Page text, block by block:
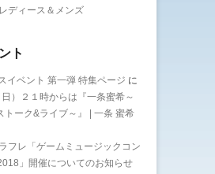
ディース＆メンズ
ト
イベント 第一弾 特集ページ に
）２１時からは『一条蜜希～
トーク&ライブ～』 | 一条 蜜希
フレ「ゲームミュージックコン
」開催についてのお知らせ